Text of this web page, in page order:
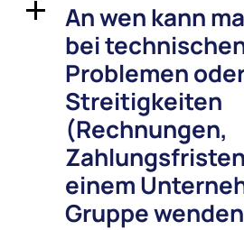
a
An wen kann
bei
Problemen
Streitigkeiten
(Rechnungen,
einem
Gruppe